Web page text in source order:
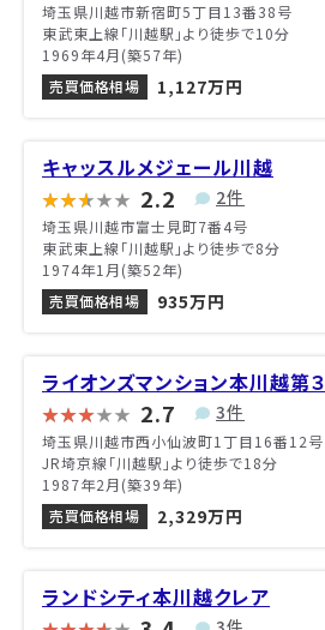
埼玉県川越市新宿町5丁目13番38号
東武東上線「川越駅」より徒歩で10分
1969年4月(築57年)
売買価格相場
1,127万円
キャッスルメジェール川越
2.2 2件
埼玉県川越市富士見町7番4号
東武東上線「川越駅」より徒歩で8分
1974年1月(築52年)
売買価格相場
935万円
ライオンズマンション本川越第３
2.7 3件
埼玉県川越市西小仙波町1丁目16番12号
JR埼京線「川越駅」より徒歩で18分
1987年2月(築39年)
売買価格相場
2,329万円
ランドシティ本川越クレア